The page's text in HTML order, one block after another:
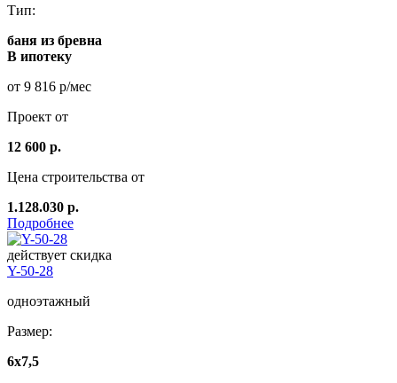
Тип:
баня из бревна
В ипотеку
от 9 816 р/мес
Проект от
12 600 р.
Цена строительства от
1.128.030 р.
Подробнее
действует скидка
Y-50-28
одноэтажный
Размер:
6x7,5